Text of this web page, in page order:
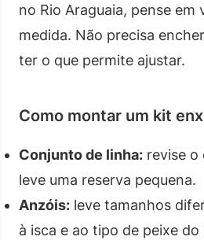
no Rio Araguaia, pense em
medida. Não precisa
ter o que permite ajustar.
Como montar um kit
Conjunto de linha: revise o
leve uma reserva pequena.
Anzóis: leve tamanhos
à isca e ao tipo de peixe